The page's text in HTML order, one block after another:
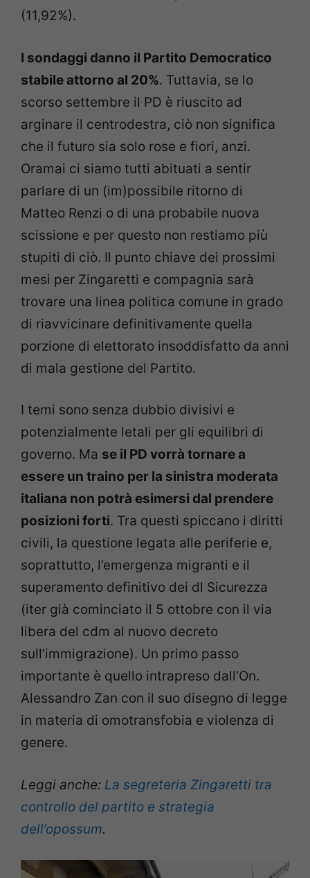
(11,92%).
I sondaggi danno il Partito Democratico
stabile attorno al 20%. Tuttavia, se lo
scorso settembre il PD è riuscito ad
arginare il centrodestra, ciò non significa
che il futuro sia solo rose e fiori, anzi.
Oramai ci siamo tutti abituati a sentir
parlare di un (im)possibile ritorno di
Matteo Renzi o di una probabile nuova
scissione e per questo non restiamo più
stupiti di ciò. Il punto chiave dei prossimi
mesi per Zingaretti e compagnia sarà
trovare una linea politica comune in grado
di riavvicinare definitivamente quella
porzione di elettorato insoddisfatto da anni
di mala gestione del Partito.
I temi sono senza dubbio divisivi e
potenzialmente letali per gli equilibri di
governo. Ma se il PD vorrà tornare a
essere un traino per la sinistra moderata
italiana non potrà esimersi dal prendere
posizioni forti. Tra questi spiccano i diritti
civili, la questione legata alle periferie e,
soprattutto, l’emergenza migranti e il
superamento definitivo dei dl Sicurezza
(iter già cominciato il 5 ottobre con il via
libera del cdm al nuovo decreto
sull’immigrazione). Un primo passo
importante è quello intrapreso dall’On.
Alessandro Zan con il suo disegno di legge
in materia di omotransfobia e violenza di
genere.
Leggi anche: La segreteria Zingaretti tra
controllo del partito e strategia
dell’opossum.